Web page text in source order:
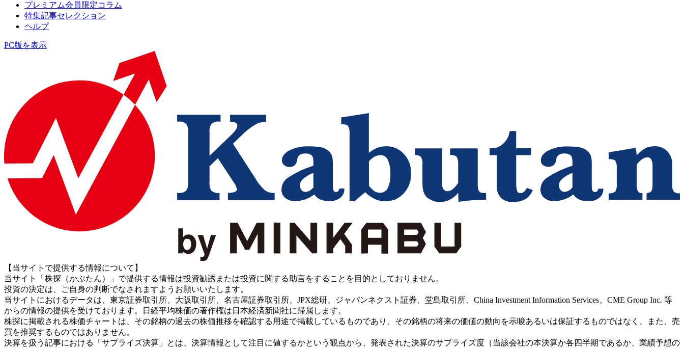
プレミアム会員限定コラム
特集記事セレクション
ヘルプ
PC版を表示
【当サイトで提供する情報について】
当サイト「株探（かぶたん）」で提供する情報は投資勧誘または投資に関する助言をすることを目的としておりません。
投資の決定は、ご自身の判断でなされますようお願いいたします。
当サイトにおけるデータは、東京証券取引所、大阪取引所、名古屋証券取引所、JPX総研、ジャパンネクスト証券、堂島取引所、China Investment Information Services、CME Group Inc. 等
からの情報の提供を受けております。日経平均株価の著作権は日本経済新聞社に帰属します。
株探に掲載される株価チャートは、その銘柄の過去の株価推移を確認する用途で掲載しているものであり、その銘柄の将来の価値の動向を示唆あるいは保証するものではなく、また、売
買を推奨するものではありません。
決算を扱う記事における「サプライズ決算」とは、決算情報として注目に値するかという観点から、発表された決算のサプライズ度（当該会社の本決算か各四半期であるか、業績予想の